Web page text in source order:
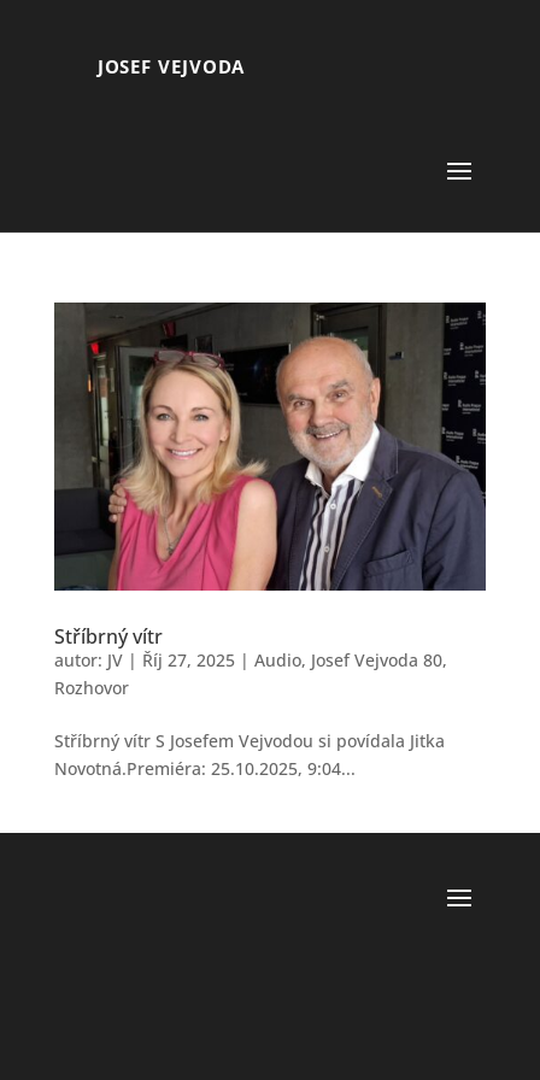
JOSEF VEJVODA
Stříbrný vítr
autor: JV| Říj 27, 2025| Audio, Josef Vejvoda 80,
Rozhovor
Stříbrný vítr S Josefem Vejvodou si povídala Jitka
Novotná.Premiéra: 25.10.2025, 9:04...